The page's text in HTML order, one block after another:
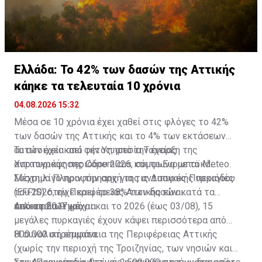
Ελλάδα: Το 42% των δασών της Αττικής
κάηκε τα τελευταία 10 χρόνια
04.08.2026 15:32
Μέσα σε 10 χρόνια έχει χαθεί στις φλόγες το 42%
των δασών της Αττικής και το 4% των εκτάσεων
αυτών έχει καεί φέτος, από την έναρξη της
αντιπυρικής περιόδου 2026, σύμφωνα με το Meteo.
Τα στοιχεία από την Υπηρεσία Ταχείας
Χαρτογράφησης Copernicus και το Ευρωπαϊκό
Σύστημα Πληροφόρησης για τις Δασικές Πυρκαγιές
(EFFIS) στην Περιφέρειας Αττικής είναι
αποκαρδιωτικά.
Μέχρι λίγο πριν την αρχή της αντιπυρικής περιόδου
του 2026, είχε καεί το 38% των δασών κατά τα
τελευταία 9 χρόνια.
Από το 2017 μέχρι και το 2026 (έως 03/08), 15
μεγάλες πυρκαγιές έχουν κάψει περισσότερα από
800.000 στρέμματα.
Η συνολική επιφάνεια της Περιφέρειας Αττικής
(χωρίς την περιοχή της Τροιζηνίας, των νησιών και